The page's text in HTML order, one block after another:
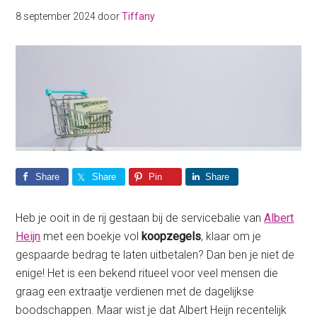
8 september 2024 doorTiffany
Share Share Pin Share
Heb je ooit in de rij gestaan bij de servicebalie vanAlbert
Heijn met een boekje volkoopzegels, klaar om je
gespaarde bedrag te laten uitbetalen? Dan ben je niet de
enige! Het is een bekend ritueel voor veel mensen die
graag een extraatje verdienen met de dagelijkse
boodschappen. Maar wist je dat Albert Heijn recentelijk